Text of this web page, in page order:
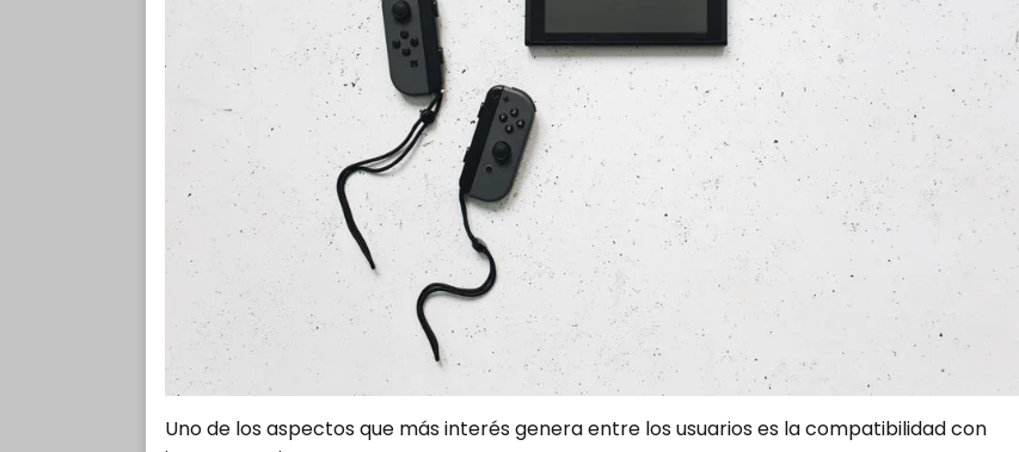
Uno de los aspectos que más interés genera entre los usuarios es la compatibilidad con